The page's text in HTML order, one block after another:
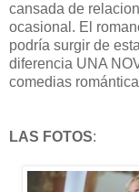
cansada de
ocasional. El
podría surgir de
diferencia UNA
comedias
LAS FOTOS: